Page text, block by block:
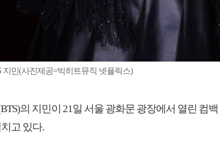
지민(사진제공=빅히트뮤직 넷플릭스)
의 지민이 21일 서울 광화문 광장에서 열린 컴
고 있다.